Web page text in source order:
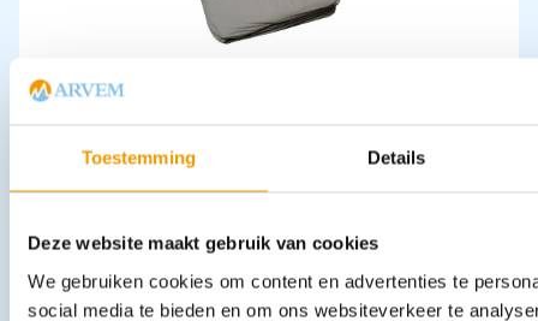
Toestemming Details
Deze website maakt gebruik van cookies
We gebruiken cookies om content en advertenties te
social media te bieden en om ons websiteverkeer te
Deken disp.gewatteerd (celstof) 500gr kleur Wit
6 excl. btw
In winkelwagen